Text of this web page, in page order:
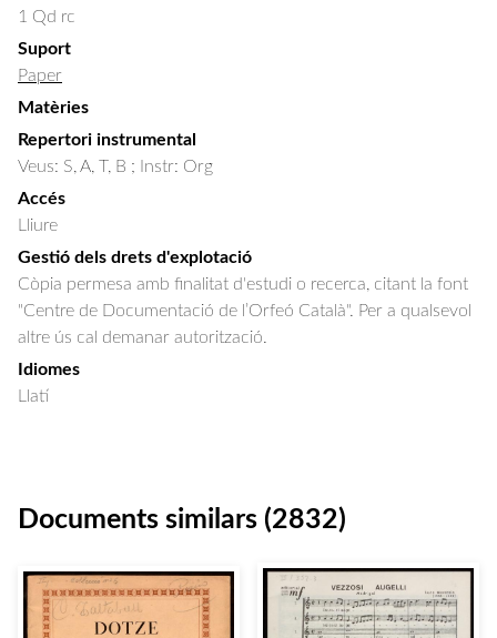
1 Qd rc
Suport
Paper
Matèries
Repertori instrumental
Veus: S, A, T, B ; Instr: Org
Accés
Lliure
Gestió dels drets d'explotació
Còpia permesa amb finalitat d'estudi o recerca, citant la font
"Centre de Documentació de l’Orfeó Català". Per a qualsevol
altre ús cal demanar autorització.
Idiomes
Llatí
Documents similars (2832)